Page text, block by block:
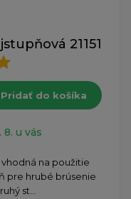
21151
Pridať do košíka
8. u vás
na použitie
pre hrubé brúsenie
st...